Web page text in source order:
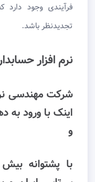
فرآیندی وجود دارد
تجدیدنظر باشد.
نرم افزار
شرکت مهندسی
اینک با ورود
و
با پشتوانه